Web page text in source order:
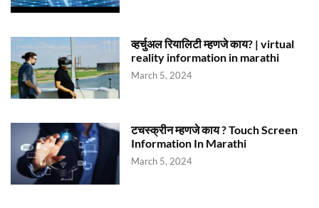
व्हर्चुअल रियालिटी म्हणजे काय? | virtual
reality information in marathi
March 5, 2024
टचस्क्रीन म्हणजे काय ? Touch Screen
Information In Marathi
March 5, 2024